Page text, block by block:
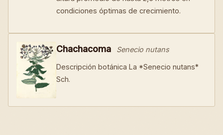
condiciones óptimas de crecimiento.
Chachacoma Senecio nutans
Descripción botánica La *Senecio nutans*
Sch.